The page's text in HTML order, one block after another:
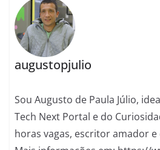
augustopjulio
Sou Augusto de Paula Júlio,
Tech Next Portal e do
horas vagas, escritor amador